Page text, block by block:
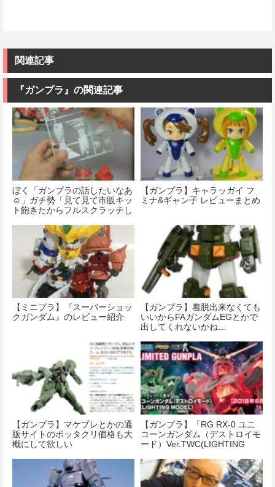
関連記事
『ガンプラ』の関連記事
ぼく「ガンプラの話したいなあ
☺」ガチ勢「見て見て市販キッ
ト飽きたからフルスクラッチし
【ガンプラ】キャラッガイ フ
ミナ&ギャン子 レビューまとめ
【ミニプラ】『スーパーショッ
クガンダム』のレビュー紹介
【ガンプラ】着脱出来なくても
いいからFAガンダムEGとかで
出してくれないかね…
【ガンプラ】マケプレとかの通
販サイトのボッタクリ価格も大
概にして欲しい
【ガンプラ】「RG RX-0 ユニ
コーンガンダム（デストロイモ
ード）Ver.TWC(LIGHTING
（土）に決定！